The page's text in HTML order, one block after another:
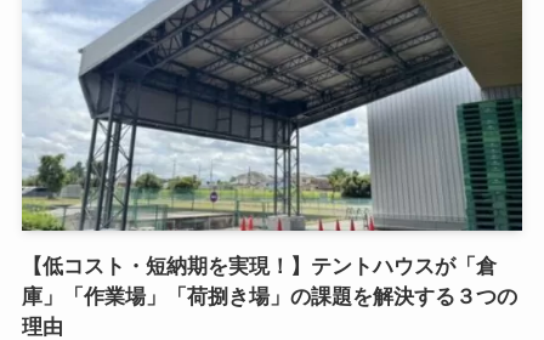
【低コスト・短納期を実現！】テントハウスが「倉
庫」「作業場」「荷捌き場」の課題を解決する３つの
理由